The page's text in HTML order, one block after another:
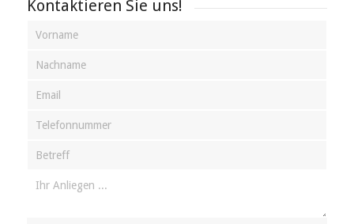
Kontaktieren Sie uns!